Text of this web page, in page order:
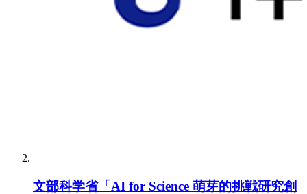
文部科学省「AI for Science 萌芽的挑戦研究創